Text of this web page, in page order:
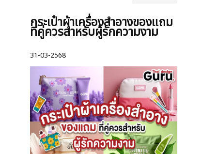
กระเป๋าผ้าเครื่องสําอางของแถม
ที่คู่ควรสำหรับผู้รักความงาม
31-03-2568